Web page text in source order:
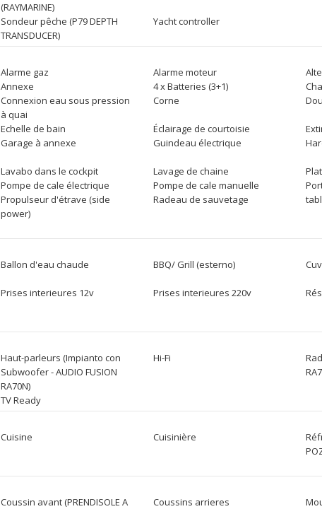
(RAYMARINE)
Sondeur pêche (P79 DEPTH
TRANSDUCER)
Yacht controller
Alarme gaz Alarme moteur
Annexe 4 x Batteries (3+1)
Connexion eau sous pression
à quai
Corne
Echelle de bain Éclairage de courtoisie
Garage à annexe Guindeau électrique
Lavabo dans le cockpit Lavage de chaine
Pompe de cale électrique Pompe de cale manuelle
Propulseur d'étrave (side
power)
Radeau de sauvetage
Ballon d'eau chaude BBQ/ Grill (esterno)
Prises interieures 12v Prises interieures 220v
Haut-parleurs (Impianto con
Subwoofer - AUDIO FUSION
RA70N)
Hi-Fi
TV Ready
Cuisine Cuisinière
Coussin avant (PRENDISOLE A
Coussins arrieres